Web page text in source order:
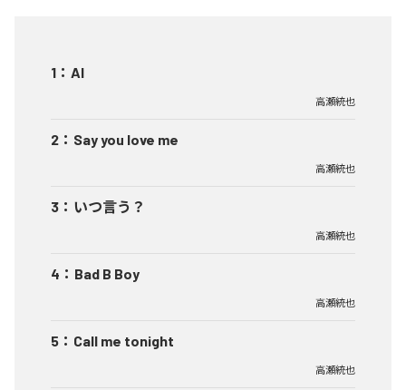
1 ： AI
高瀬統也
2 ： Say you love me
高瀬統也
3 ： いつ言う？
高瀬統也
4 ： Bad B Boy
高瀬統也
5 ： Call me tonight
高瀬統也